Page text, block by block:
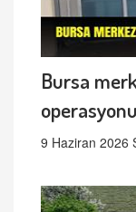
Bursa
operasyonu
9 Haziran 2026